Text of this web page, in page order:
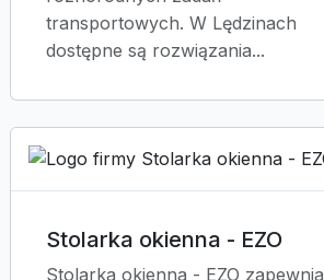
transportowych. W Lędzinach
dostępne są rozwiązania...
Stolarka okienna - EZO
Stolarka okienna - EZO zapewnia